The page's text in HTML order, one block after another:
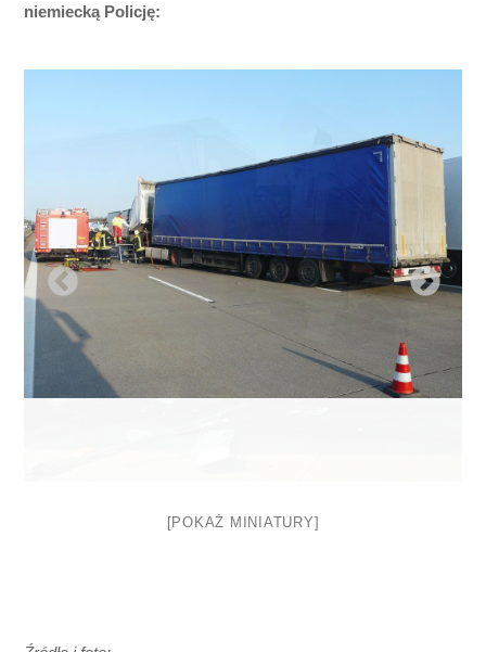
niemiecką Policję:
[POKAŻ MINIATURY]